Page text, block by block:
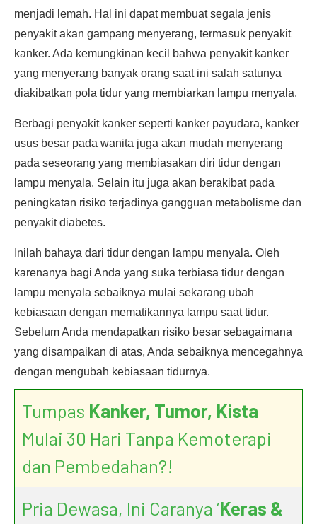
menjadi lemah. Hal ini dapat membuat segala jenis
penyakit akan gampang menyerang, termasuk penyakit
kanker. Ada kemungkinan kecil bahwa penyakit kanker
yang menyerang banyak orang saat ini salah satunya
diakibatkan pola tidur yang membiarkan lampu menyala.
Berbagi penyakit kanker seperti kanker payudara, kanker
usus besar pada wanita juga akan mudah menyerang
pada seseorang yang membiasakan diri tidur dengan
lampu menyala. Selain itu juga akan berakibat pada
peningkatan risiko terjadinya gangguan metabolisme dan
penyakit diabetes.
Inilah bahaya dari tidur dengan lampu menyala. Oleh
karenanya bagi Anda yang suka terbiasa tidur dengan
lampu menyala sebaiknya mulai sekarang ubah
kebiasaan dengan mematikannya lampu saat tidur.
Sebelum Anda mendapatkan risiko besar sebagaimana
yang disampaikan di atas, Anda sebaiknya mencegahnya
dengan mengubah kebiasaan tidurnya.
Tumpas Kanker, Tumor, Kista
Mulai 30 Hari Tanpa Kemoterapi
dan Pembedahan?!
Pria Dewasa, Ini Caranya ‘Keras &